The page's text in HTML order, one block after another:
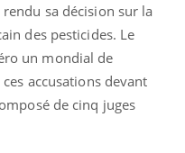
sa décision sur la
des pesticides. Le
un mondial de
accusations devant
de cinq juges